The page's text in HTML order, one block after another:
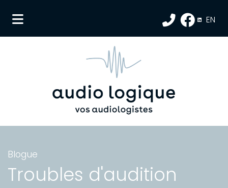
(Nos services )
(Clientèles )
(Blogue )
EN
Blogue
Troubles d'audition